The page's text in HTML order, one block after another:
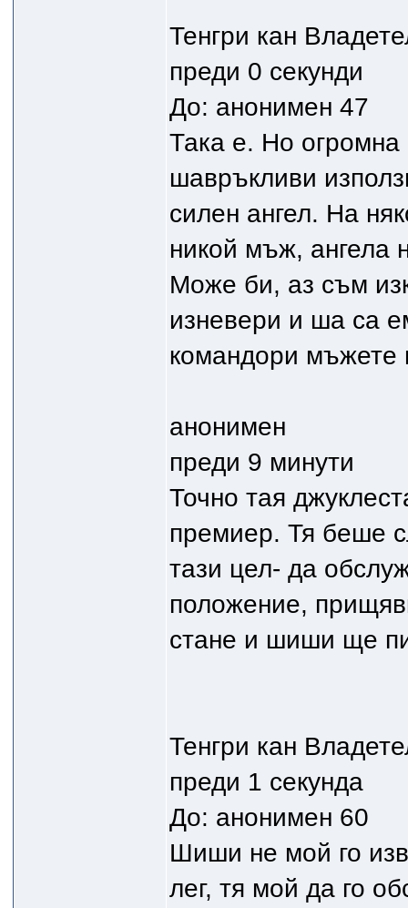
Тенгри кан
преди 0 секунди
До: анонимен 47
Така е. Но огромна
шавръкливи
силен ангел. На
никой мъж, ангела
Може би, аз съм
изневери и ша са
командори мъжете
анонимен
преди 9 минути
Точно тая
премиер. Тя беше
тази цел- да
положение,
стане и шиши ще
Тенгри кан
преди 1 секунда
До: анонимен 60
Шиши не мой го
лег, тя мой да го